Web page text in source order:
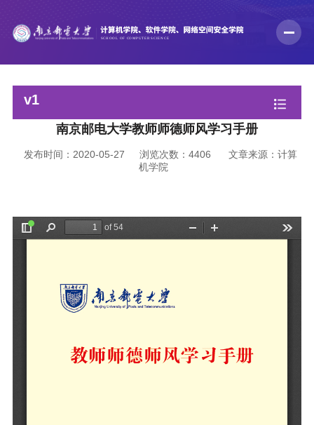
v1
南京邮电大学教师师德师风学习手册
发布时间：2020-05-27 浏览次数：4406
文章来源：计算
机学院